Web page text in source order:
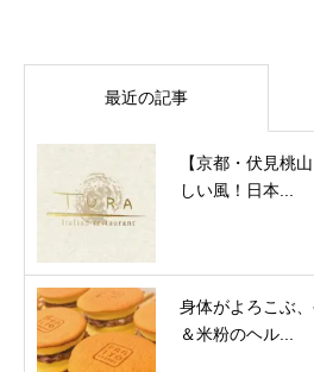
最近の記事
【京都・伏見桃
しい風！日本...
身体がよろこぶ
＆米粉のヘル...